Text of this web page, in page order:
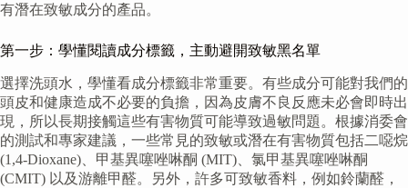
有潛在致敏成分的產品。
第一步：學懂閱讀成分標籤，主動避開致敏黑名單
選擇洗頭水，學懂看成分標籤非常重要。有些成分可能對我們的
頭皮和健康造成不必要的負擔，因為皮膚不良反應未必會即時出
現，所以長期接觸這些有害物質可能導致過敏問題。根據消委會
的測試和專家建議，一些常見的致敏或潛在有害物質包括二噁烷
(1,4-Dioxane)、甲基異噻唑啉酮 (MIT)、氯甲基異噻唑啉酮
(CMIT) 以及游離甲醛。另外，許多可致敏香料，例如鈴蘭醛，